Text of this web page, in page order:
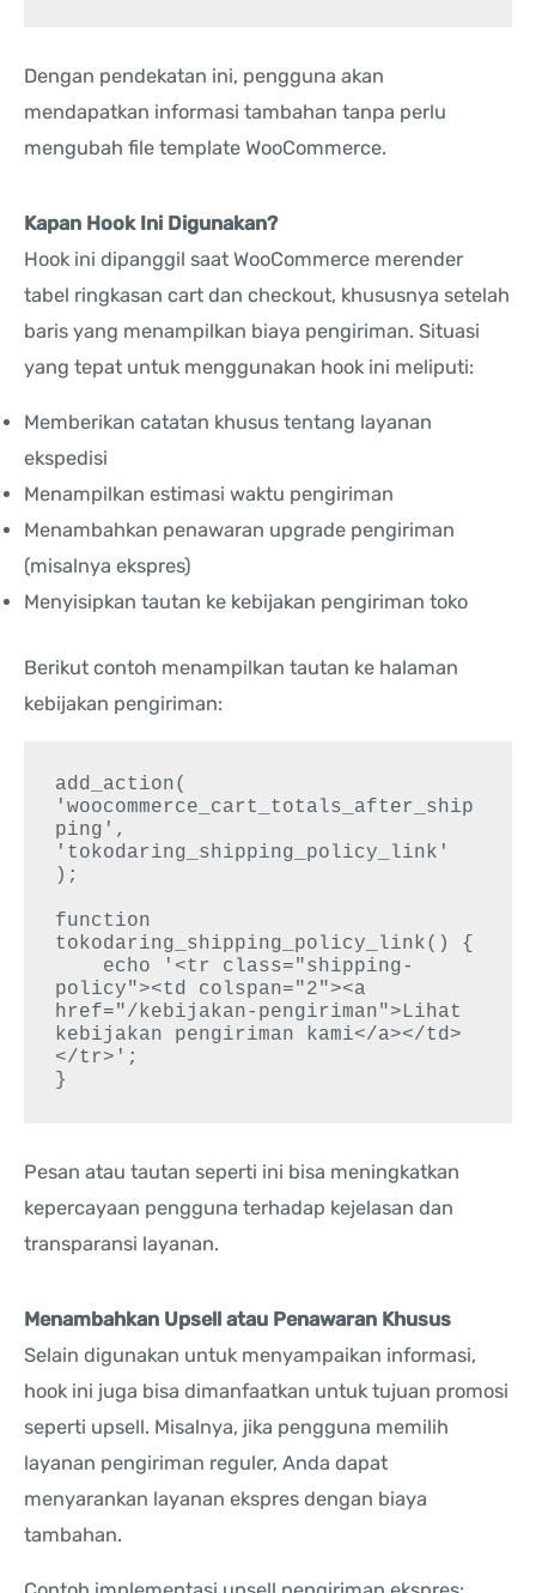
Dengan pendekatan ini, pengguna akan
mendapatkan informasi tambahan tanpa perlu
mengubah file template WooCommerce.
Kapan Hook Ini Digunakan?
Hook ini dipanggil saat WooCommerce merender
tabel ringkasan cart dan checkout, khususnya setelah
baris yang menampilkan biaya pengiriman. Situasi
yang tepat untuk menggunakan hook ini meliputi:
Memberikan catatan khusus tentang layanan
ekspedisi
Menampilkan estimasi waktu pengiriman
Menambahkan penawaran upgrade pengiriman
(misalnya ekspres)
Menyisipkan tautan ke kebijakan pengiriman toko
Berikut contoh menampilkan tautan ke halaman
kebijakan pengiriman:
add_action(
'woocommerce_cart_totals_after_ship
ping',
'tokodaring_shipping_policy_link'
);
function
tokodaring_shipping_policy_link() {
policy"><td colspan="2"><a
href="/kebijakan-pengiriman">Lihat
kebijakan pengiriman kami</a></td>
</tr>';
Pesan atau tautan seperti ini bisa meningkatkan
kepercayaan pengguna terhadap kejelasan dan
transparansi layanan.
Menambahkan Upsell atau Penawaran Khusus
Selain digunakan untuk menyampaikan informasi,
hook ini juga bisa dimanfaatkan untuk tujuan promosi
seperti upsell. Misalnya, jika pengguna memilih
layanan pengiriman reguler, Anda dapat
menyarankan layanan ekspres dengan biaya
tambahan.